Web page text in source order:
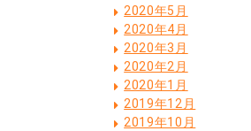
2020年5月
2020年4月
2020年3月
2020年2月
2020年1月
2019年12月
2019年10月